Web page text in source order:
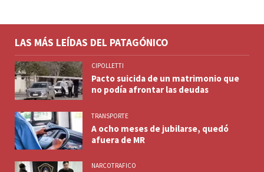
LAS MÁS LEÍDAS DEL PATAGÓNICO
CIPOLLETTI
Pacto suicida de un matrimonio que
no podía afrontar las deudas
TRANSPORTE
A ocho meses de jubilarse, quedó
afuera de MR
NARCOTRAFICO